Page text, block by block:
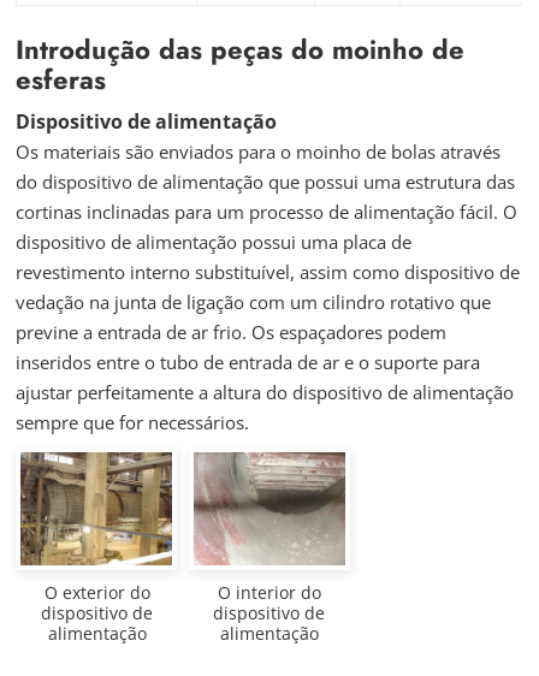
Introdução das peças do moinho de
esferas
Dispositivo de alimentação
Os materiais são enviados para o moinho de bolas através
do dispositivo de alimentação que possui uma estrutura das
cortinas inclinadas para um processo de alimentação fácil. O
dispositivo de alimentação possui uma placa de
revestimento interno substituível, assim como dispositivo de
vedação na junta de ligação com um cilindro rotativo que
previne a entrada de ar frio. Os espaçadores podem
inseridos entre o tubo de entrada de ar e o suporte para
ajustar perfeitamente a altura do dispositivo de alimentação
sempre que for necessários.
O exterior do
dispositivo de
alimentação
O interior do
dispositivo de
alimentação